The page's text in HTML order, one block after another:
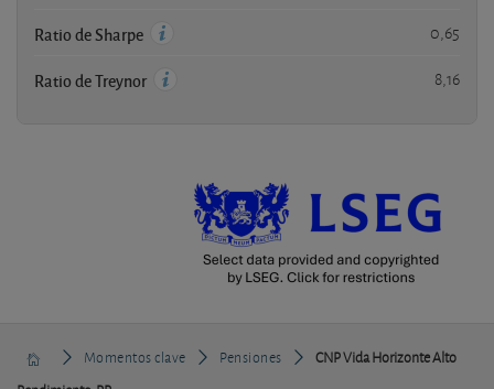
Ratio de Sharpe 0,65
Ratio de Treynor 8,16
Momentos clave Pensiones
CNP Vida Horizonte Alto